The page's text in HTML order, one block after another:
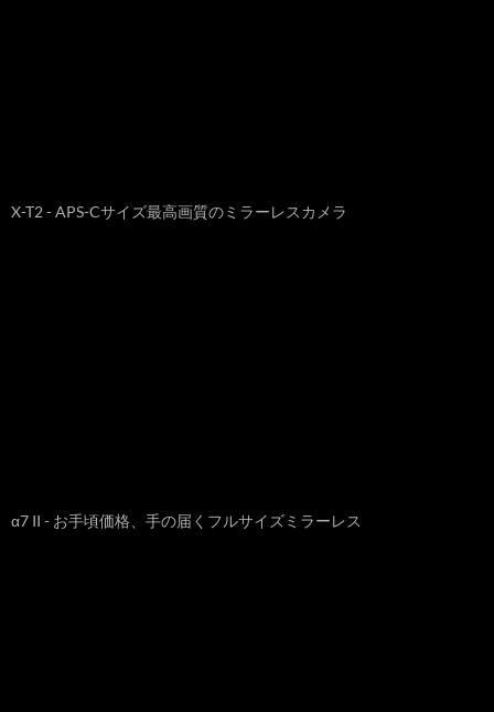
X-T2 - APS-Cサイズ最高画質のミラーレスカメラ
α7 II - お手頃価格、手の届くフルサイズミラーレス